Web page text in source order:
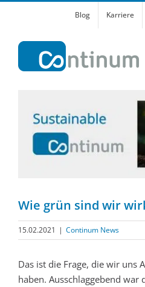
Blog Karriere
grösseres
Bild
Wie grün sind wir
15.02.2021 | Continum News
Das ist die Frage, die wir uns
haben. Ausschlaggebend war